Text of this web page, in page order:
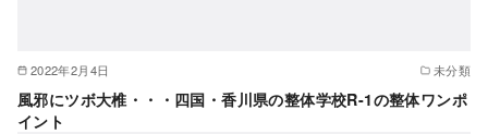
2022年2月4日 未分類
風邪にツボ大椎・・・四国・香川県の整体学校R-1の整体ワンポ
イント